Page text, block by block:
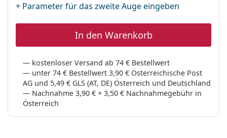
+ Parameter für das zweite Auge eingeben
In den Warenkorb
kostenloser Versand ab 74 € Bestellwert
unter 74 € Bestellwert 3,90 € Österreichische Post
AG und 5,49 € GLS (AT, DE) Österreich und Deutschland
Nachnahme 3,90 € + 3,50 € Nachnahmegebühr in
Österreich